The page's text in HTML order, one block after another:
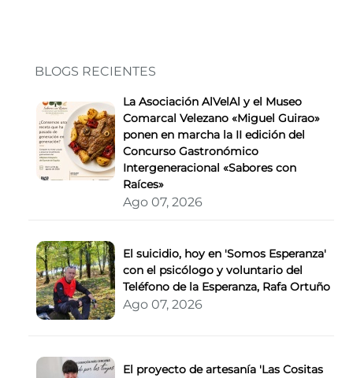
BLOGS RECIENTES
La Asociación AlVelAl y el Museo
Comarcal Velezano «Miguel Guirao»
ponen en marcha la II edición del
Concurso Gastronómico
Intergeneracional «Sabores con
Raíces»
Ago 07, 2026
El suicidio, hoy en 'Somos Esperanza'
con el psicólogo y voluntario del
Teléfono de la Esperanza, Rafa Ortuño
Ago 07, 2026
El proyecto de artesanía 'Las Cositas